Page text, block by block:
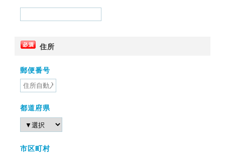
住所
郵便番号
都道府県
市区町村